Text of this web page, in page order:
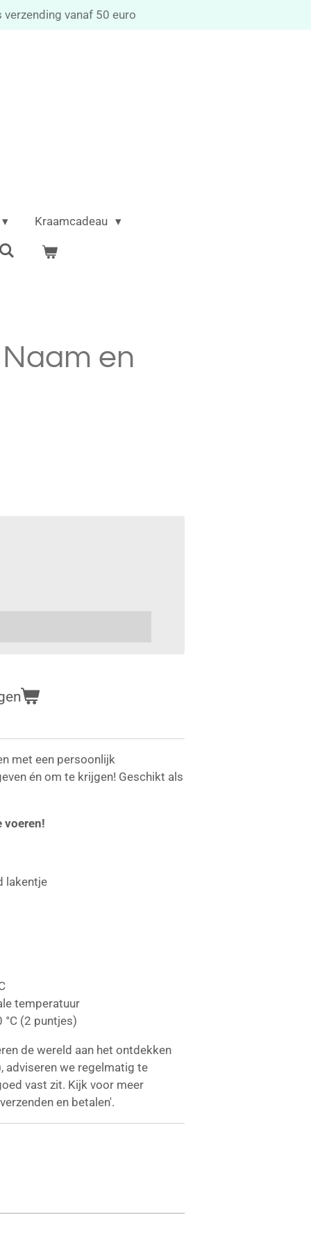
verzending vanaf 50 euro
Kraamcadeau
en
met een persoonlijk
én om te krijgen! Geschikt als
voeren!
lakentje
temperatuur
°C (2 puntjes)
de wereld aan het ontdekken
adviseren we regelmatig te
vast zit. Kijk voor meer
en betalen'.